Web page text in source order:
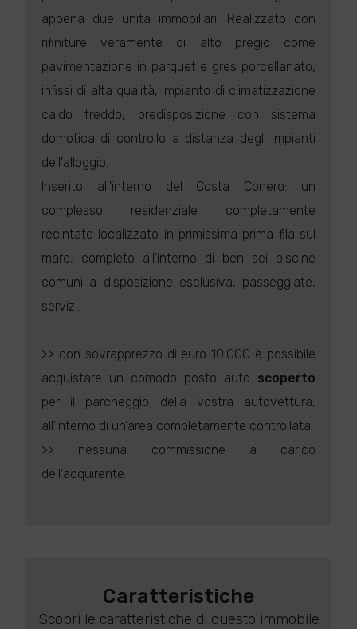
appena due unità immobiliari. Realizzato con
rifiniture veramente di alto pregio come
pavimentazione in parquet e gres porcellanato,
infissi di alta qualità, impianto di climatizzazione
caldo freddo, predisposizione con sistema
domotica di controllo a distanza degli impianti
dell'alloggio.
Inserito all'interno del Costa Conero: un
complesso residenziale completamente
recintato localizzato in primissima prima fila sul
mare, completo all'interno di ben sei piscine
comuni a disposizione esclusiva, passeggiate,
servizi.
>> con sovrapprezzo di euro 10.000 è possibile
acquistare un comodo posto auto scoperto
per il parcheggio della vostra autovettura,
all'interno di un'area completamente controllata.
>> nessuna commissione a carico
dell'acquirente.
Caratteristiche
Scopri le caratteristiche di questo immobile